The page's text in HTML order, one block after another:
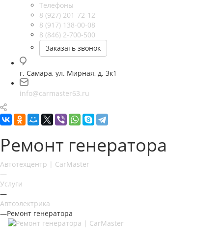
Телефоны
8 (927) 201-72-12
8 (917) 138-00-08
8 (846) 2-700-500
Заказать звонок
г. Самара, ул. Мирная, д. 3к1
info@carmaster63.ru
Ремонт генератора
Автотехцентр | CarMaster
—
Услуги
—
Автоэлектрика
—Ремонт генератора